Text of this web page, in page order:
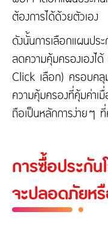
ต้องการได้ด้วยตัวเอง
ดังนั้นการเลือกแผนปร
ลดความคุ้มครองเองไ
Click เลือก) ครอบคลุ
ความคุ้มครองที่คุ้มค่าเ
ถือเป็นหลักการง่ายๆ
การซื้อประกัน
จะปลอดภัยห